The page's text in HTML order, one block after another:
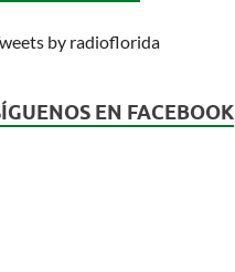
by radioflorida
EN FACEBOOK